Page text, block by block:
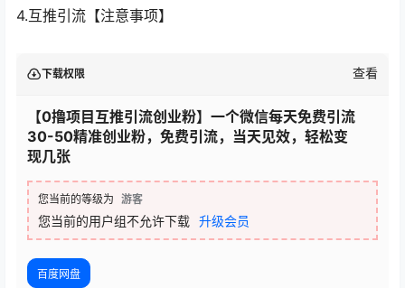
4.互推引流【注意事项】
下载权限 查看
【0撸项目互推引流创业粉】一个微信每天免费引流
30-50精准创业粉，免费引流，当天见效，轻松变
现几张
您当前的等级为 游客
您当前的用户组不允许下载 升级会员
百度网盘